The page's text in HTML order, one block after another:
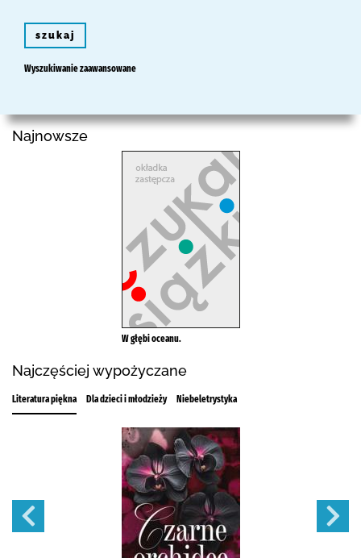
szukaj
Wyszukiwanie zaawansowane
Najnowsze
W głębi oceanu.
Najczęściej wypożyczane
Literatura piękna Dla dzieci i młodzieży Niebeletrystyka